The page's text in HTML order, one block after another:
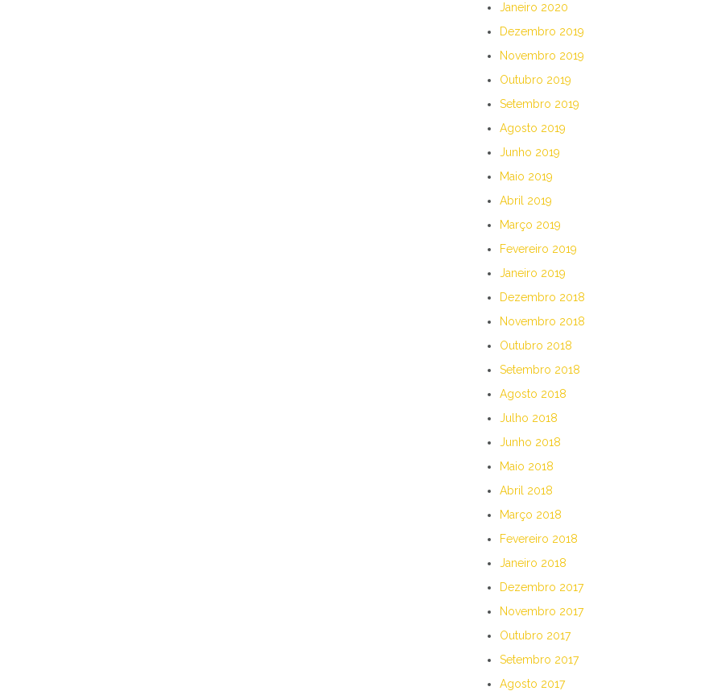
Janeiro 2020
Dezembro 2019
Novembro 2019
Outubro 2019
Setembro 2019
Agosto 2019
Junho 2019
Maio 2019
Abril 2019
Março 2019
Fevereiro 2019
Janeiro 2019
Dezembro 2018
Novembro 2018
Outubro 2018
Setembro 2018
Agosto 2018
Julho 2018
Junho 2018
Maio 2018
Abril 2018
Março 2018
Fevereiro 2018
Janeiro 2018
Dezembro 2017
Novembro 2017
Outubro 2017
Setembro 2017
Agosto 2017